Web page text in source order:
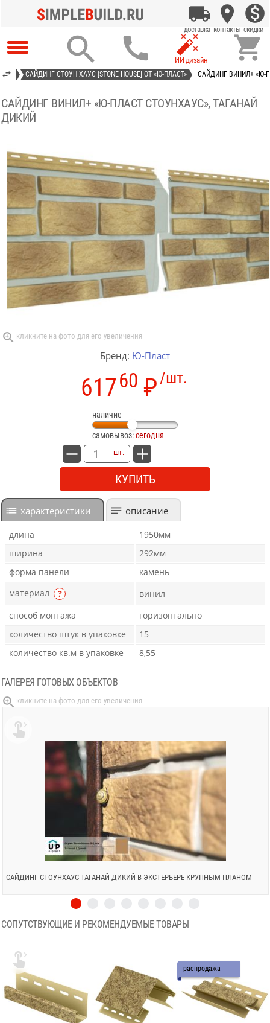
   
САЙДИНГ СТОУН ХАУС [STONE HOUSE] ОТ «Ю-ПЛАСТ» САЙДИНГ ВИНИЛ+ «Ю-
САЙДИНГ ВИНИЛ+ «Ю-ПЛАСТ СТОУНХАУС», ТАГАНАЙ
ДИКИЙ
Бренд: Ю-Пласт
/шт.
61760 ₽
наличие
самовывоз:сегодня
шт.
КУПИТЬ
характеристики описание
длина
1950мм
ширина
292мм
форма панели
камень
материал
?
винил
способ монтажа
горизонтально
количество штук в упаковке
15
количество кв.м в упаковке
8,55
ГАЛЕРЕЯ ГОТОВЫХ ОБЪЕКТОВ
САЙДИНГ СТОУНХАУС ТАГАНАЙ ДИКИЙ В ЭКСТЕРЬЕРЕ КРУПНЫМ ПЛАНОМ

СОПУТСТВУЮЩИЕ И РЕКОМЕНДУЕМЫЕ ТОВАРЫ
распродажа
